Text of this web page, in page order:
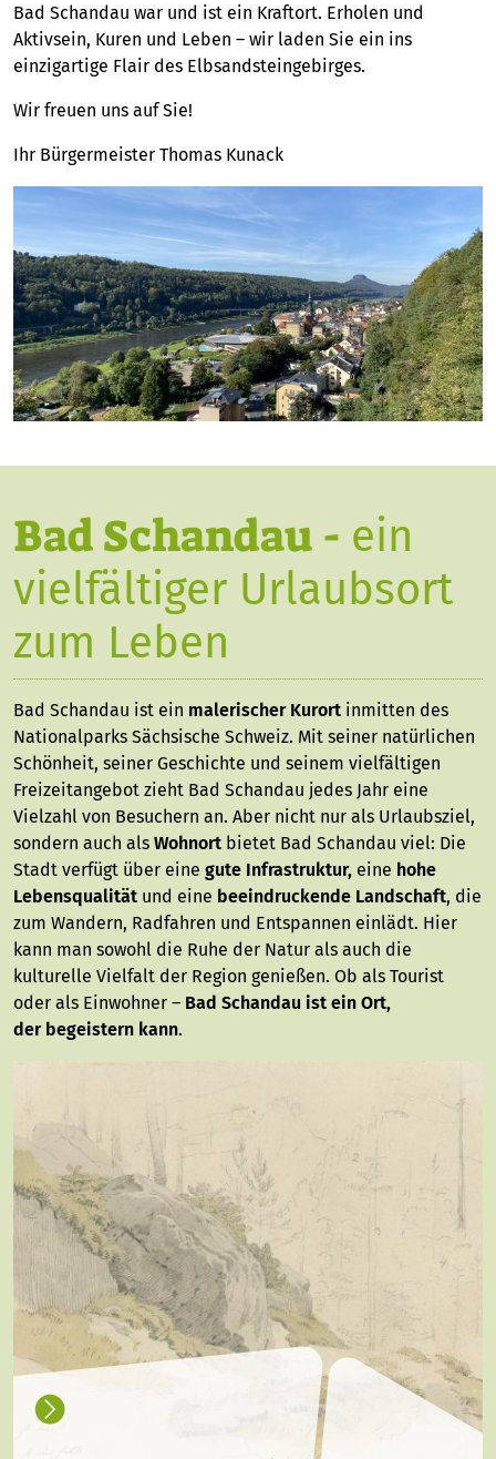
Bad Schandau war und ist ein Kraftort. Erholen und
Aktivsein, Kuren und Leben – wir laden Sie ein ins
einzigartige Flair des Elbsandsteingebirges.
Wir freuen uns auf Sie!
Ihr Bürgermeister Thomas Kunack
Bad Schandau - ein
vielfältiger Urlaubsort
zum Leben
Bad Schandau ist ein malerischer Kurort inmitten des
Nationalparks Sächsische Schweiz. Mit seiner natürlichen
Schönheit, seiner Geschichte und seinem vielfältigen
Freizeitangebot zieht Bad Schandau jedes Jahr eine
Vielzahl von Besuchern an. Aber nicht nur als Urlaubsziel,
sondern auch als Wohnort bietet Bad Schandau viel: Die
Stadt verfügt über eine gute Infrastruktur, eine hohe
Lebensqualität und eine beeindruckende Landschaft, die
zum Wandern, Radfahren und Entspannen einlädt. Hier
kann man sowohl die Ruhe der Natur als auch die
kulturelle Vielfalt der Region genießen. Ob als Tourist
oder als Einwohner – Bad Schandau ist ein Ort,
der begeistern kann.